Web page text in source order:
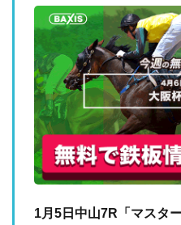
1月5日中山7R「マスタ